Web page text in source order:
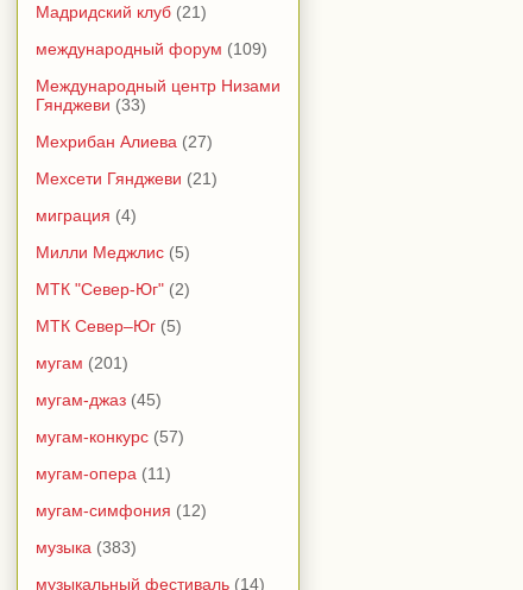
Мадридский клуб (21)
международный форум (109)
Международный центр Низами
Гянджеви (33)
Мехрибан Алиева (27)
Мехсети Гянджеви (21)
миграция (4)
Милли Меджлис (5)
МТК "Север-Юг" (2)
МТК Север–Юг (5)
мугам (201)
мугам-джаз (45)
мугам-конкурс (57)
мугам-опера (11)
мугам-симфония (12)
музыка (383)
музыкальный фестиваль (14)